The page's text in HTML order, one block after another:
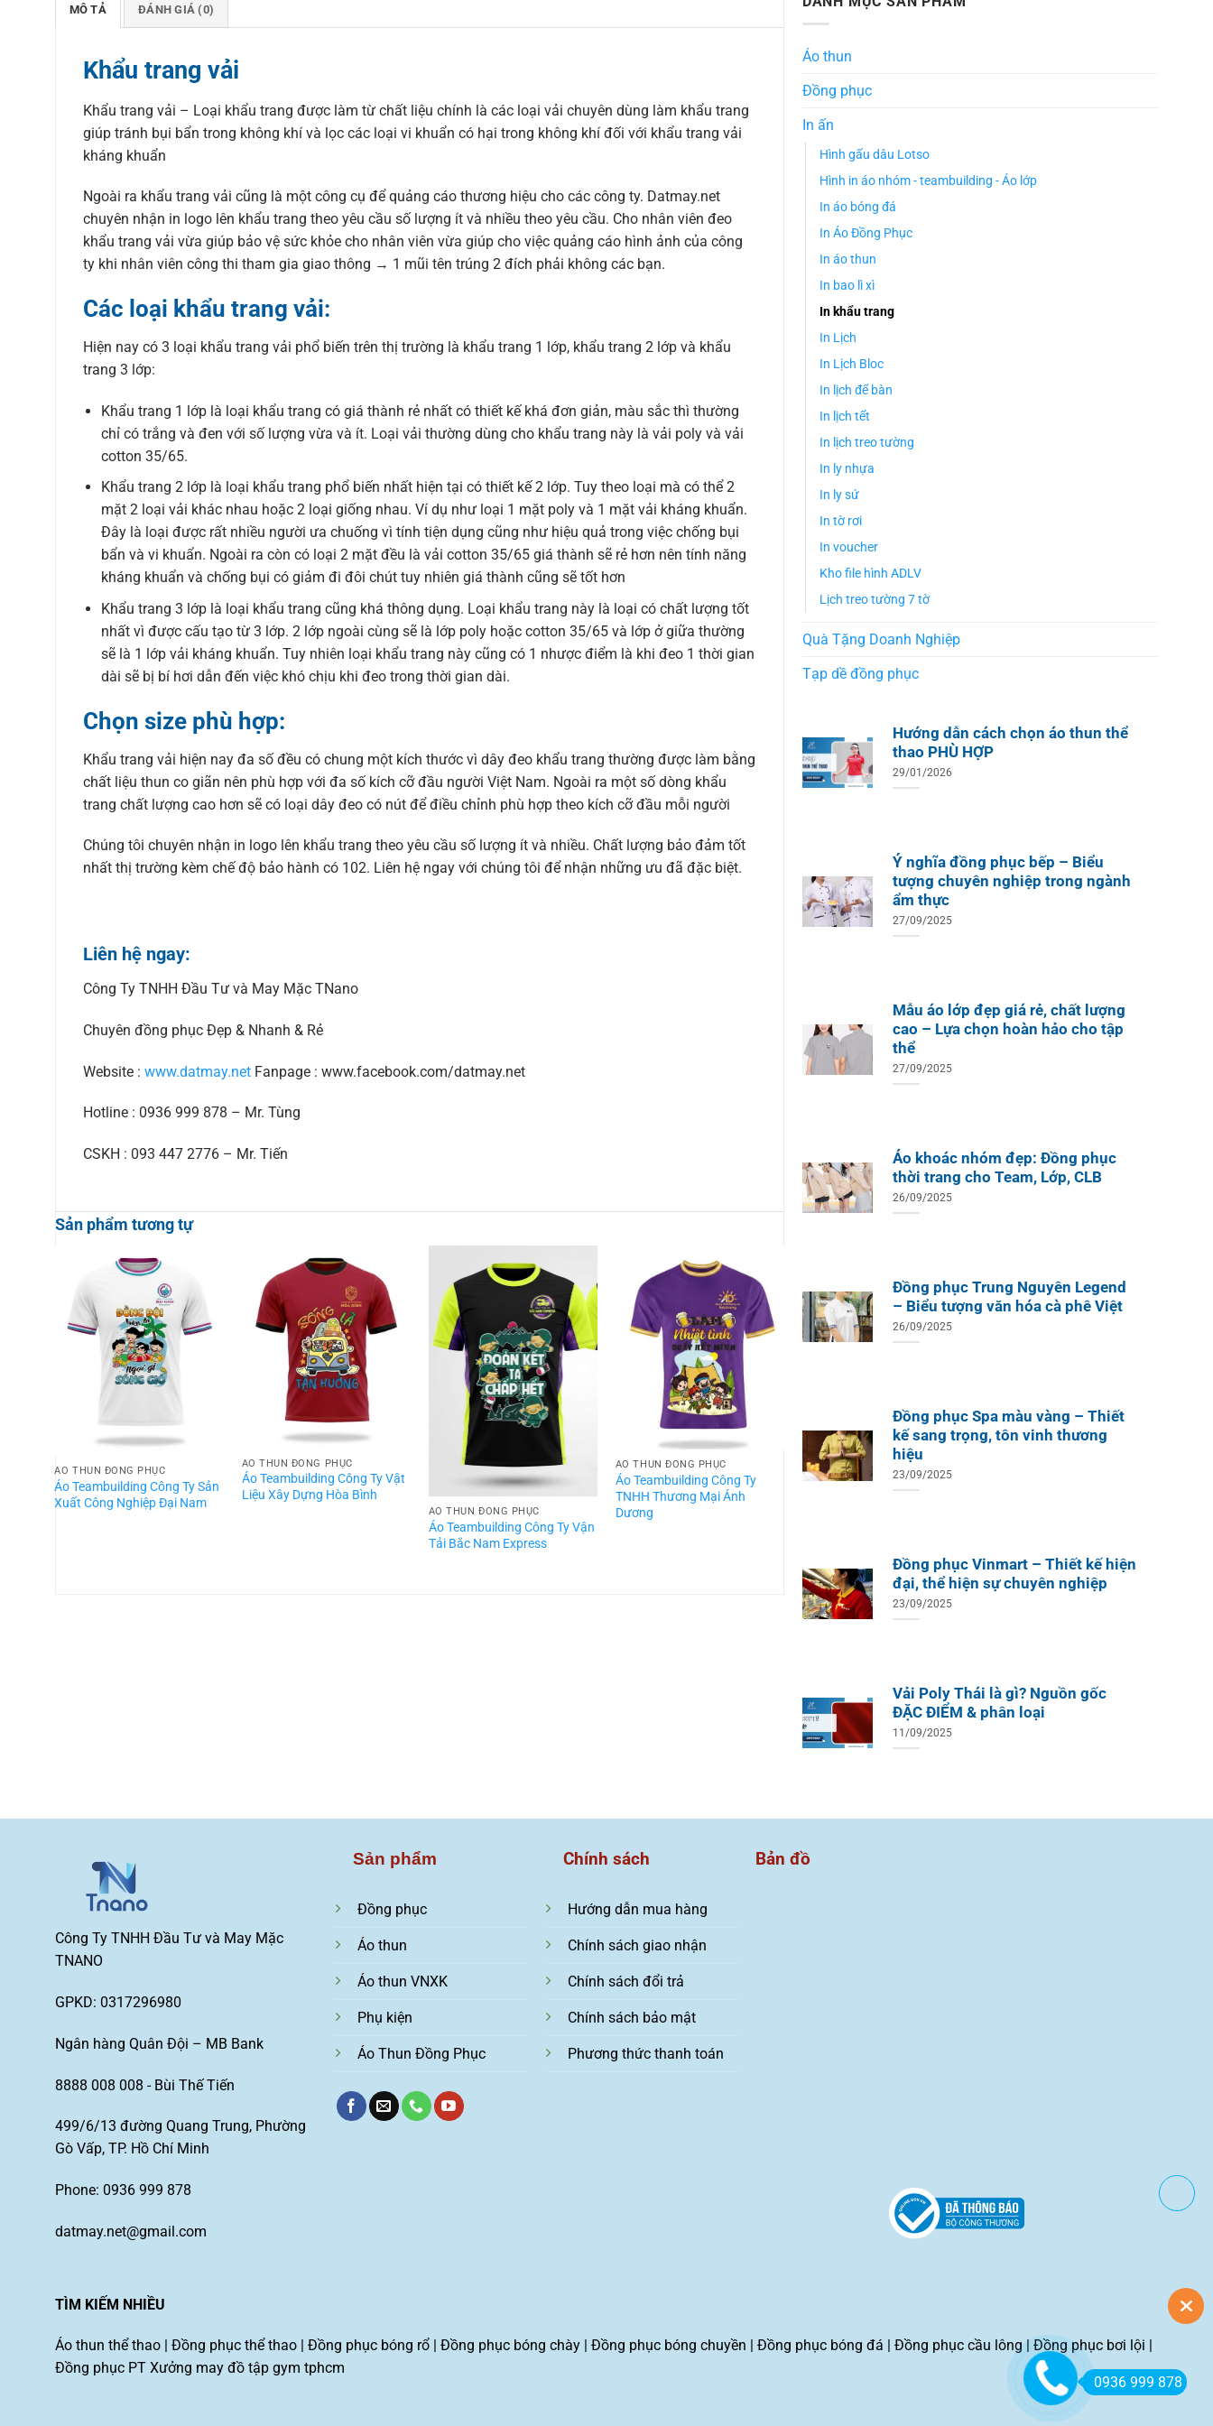
MÔ TẢ ĐÁNH GIÁ (0)
Khẩu trang vải
Khẩu trang vải – Loại khẩu trang được làm từ chất liệu chính là các loại vải chuyên dùng làm khẩu trang
giúp tránh bụi bẩn trong không khí và lọc các loại vi khuẩn có hại trong không khí đối với khẩu trang vải
kháng khuẩn
Ngoài ra khẩu trang vải cũng là một công cụ để quảng cáo thương hiệu cho các công ty. Datmay.net
chuyên nhận in logo lên khẩu trang theo yêu cầu số lượng ít và nhiều theo yêu cầu. Cho nhân viên đeo
khẩu trang vải vừa giúp bảo vệ sức khỏe cho nhân viên vừa giúp cho việc quảng cáo hình ảnh của công
ty khi nhân viên công thi tham gia giao thông → 1 mũi tên trúng 2 đích phải không các bạn.
Các loại khẩu trang vải:
Hiện nay có 3 loại khẩu trang vải phổ biến trên thị trường là khẩu trang 1 lớp, khẩu trang 2 lớp và khẩu
trang 3 lớp:
Khẩu trang 1 lớp là loại khẩu trang có giá thành rẻ nhất có thiết kế khá đơn giản, màu sắc thì thường
chỉ có trắng và đen với số lượng vừa và ít. Loại vải thường dùng cho khẩu trang này là vải poly và vải
cotton 35/65.
Khẩu trang 2 lớp là loại khẩu trang phổ biến nhất hiện tại có thiết kế 2 lớp. Tuy theo loại mà có thể 2
mặt 2 loại vải khác nhau hoặc 2 loại giống nhau. Ví dụ như loại 1 mặt poly và 1 mặt vải kháng khuẩn.
Đây là loại được rất nhiều người ưa chuống vì tính tiện dụng cũng như hiệu quả trong việc chống bụi
bẩn và vi khuẩn. Ngoài ra còn có loại 2 mặt đều là vải cotton 35/65 giá thành sẽ rẻ hơn nên tính năng
kháng khuẩn và chống bụi có giảm đi đôi chút tuy nhiên giá thành cũng sẽ tốt hơn
Khẩu trang 3 lớp là loại khẩu trang cũng khá thông dụng. Loại khẩu trang này là loại có chất lượng tốt
nhất vì được cấu tạo từ 3 lớp. 2 lớp ngoài cùng sẽ là lớp poly hoặc cotton 35/65 và lớp ở giữa thường
sẽ là 1 lớp vải kháng khuẩn. Tuy nhiên loại khẩu trang này cũng có 1 nhược điểm là khi đeo 1 thời gian
dài sẽ bị bí hơi dẫn đến việc khó chịu khi đeo trong thời gian dài.
Chọn size phù hợp:
Khẩu trang vải hiện nay đa số đều có chung một kích thước vì dây đeo khẩu trang thường được làm bằng
chất liệu thun co giãn nên phù hợp với đa số kích cỡ đầu người Việt Nam. Ngoài ra một số dòng khẩu
trang chất lượng cao hơn sẽ có loại dây đeo có nút để điều chỉnh phù hợp theo kích cỡ đầu mỗi người
Chúng tôi chuyên nhận in logo lên khẩu trang theo yêu cầu số lượng ít và nhiều. Chất lượng bảo đảm tốt
nhất thị trường kèm chế độ bảo hành có 102. Liên hệ ngay với chúng tôi để nhận những ưu đã đặc biệt.
Liên hệ ngay:
Công Ty TNHH Đầu Tư và May Mặc TNano
Chuyên đồng phục Đẹp & Nhanh & Rẻ
Website : www.datmay.netFanpage : www.facebook.com/datmay.net
Hotline : 0936 999 878 – Mr. Tùng
CSKH : 093 447 2776 – Mr. Tiến
Sản phẩm tương tự
ÁO THUN ĐỒNG PHỤC
Áo Teambuilding Công Ty Sản
Xuất Công Nghiệp Đại Nam
ÁO THUN ĐỒNG PHỤC
Áo Teambuilding Công Ty Vật
Liệu Xây Dựng Hòa Bình
ÁO THUN ĐỒNG PHỤC
Áo Teambuilding Công Ty Vận
Tải Bắc Nam Express
ÁO THUN ĐỒNG PHỤC
Áo Teambuilding Công Ty
TNHH Thương Mại Ánh
Dương
Áo thun
Đồng phục
In ấn
Hình gấu dâu Lotso
Hình in áo nhóm - teambuilding - Áo lớp
In áo bóng đá
In Áo Đồng Phục
In áo thun
In bao lì xì
In khẩu trang
In Lịch
In Lịch Bloc
In lịch để bàn
In lịch tết
In lịch treo tường
In ly nhựa
In ly sứ
In tờ rơi
In voucher
Kho file hình ADLV
Lịch treo tường 7 tờ
Quà Tặng Doanh Nghiệp
Tạp dề đồng phục
Hướng dẫn cách chọn áo thun thể
thao PHÙ HỢP
29/01/2026
Ý nghĩa đồng phục bếp – Biểu
tượng chuyên nghiệp trong ngành
ẩm thực
27/09/2025
Mẫu áo lớp đẹp giá rẻ, chất lượng
cao – Lựa chọn hoàn hảo cho tập
thể
27/09/2025
Áo khoác nhóm đẹp: Đồng phục
thời trang cho Team, Lớp, CLB
26/09/2025
Đồng phục Trung Nguyên Legend
– Biểu tượng văn hóa cà phê Việt
26/09/2025
Đồng phục Spa màu vàng – Thiết
kế sang trọng, tôn vinh thương
hiệu
23/09/2025
Đồng phục Vinmart – Thiết kế hiện
đại, thể hiện sự chuyên nghiệp
23/09/2025
Vải Poly Thái là gì? Nguồn gốc
ĐẶC ĐIỂM & phân loại
11/09/2025
Công Ty TNHH Đầu Tư và May Mặc
TNANO
GPKD: 0317296980
Ngân hàng Quân Đội – MB Bank
8888 008 008 - Bùi Thế Tiến
499/6/13 đường Quang Trung, Phường
Gò Vấp, TP. Hồ Chí Minh
Phone: 0936 999 878
datmay.net@gmail.com
Sản phẩm
Đồng phục
Áo thun
Áo thun VNXK
Phụ kiện
Áo Thun Đồng Phục
Chính sách
Hướng dẫn mua hàng
Chính sách giao nhận
Chính sách đổi trả
Chính sách bảo mật
Phương thức thanh toán
Bản đồ
TÌM KIẾM NHIỀU
Áo thun thể thao| Đồng phục thể thao| Đồng phục bóng rổ| Đồng phục bóng chày| Đồng phục bóng chuyền Đồng phục bóng đá Đồng phục cầu lông Đồng phục bơi lội
Đồng phục PT Xưởng may đồ tập gym tphcm
0936 999 878